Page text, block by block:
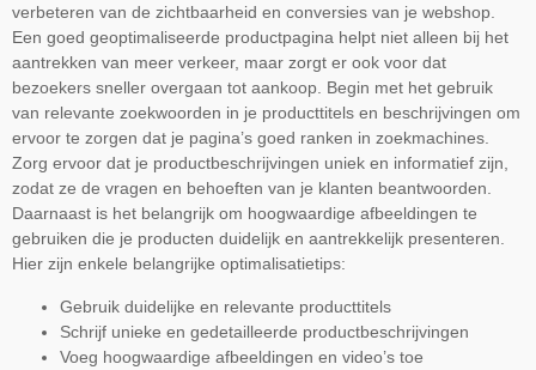
verbeteren van de zichtbaarheid en conversies van je webshop.
Een goed geoptimaliseerde productpagina helpt niet alleen bij het
aantrekken van meer verkeer, maar zorgt er ook voor dat
bezoekers sneller overgaan tot aankoop. Begin met het gebruik
van relevante zoekwoorden in je producttitels en beschrijvingen om
ervoor te zorgen dat je pagina’s goed ranken in zoekmachines.
Zorg ervoor dat je productbeschrijvingen uniek en informatief zijn,
zodat ze de vragen en behoeften van je klanten beantwoorden.
Daarnaast is het belangrijk om hoogwaardige afbeeldingen te
gebruiken die je producten duidelijk en aantrekkelijk presenteren.
Hier zijn enkele belangrijke optimalisatietips:
Gebruik duidelijke en relevante producttitels
Schrijf unieke en gedetailleerde productbeschrijvingen
Voeg hoogwaardige afbeeldingen en video’s toe